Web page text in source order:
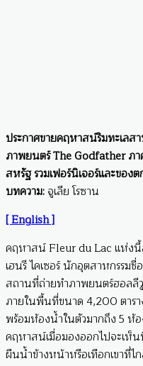
ประกาศขายคฤหาสน์ริมทะเลส
ภาพยนตร์ The Godfather ภา
สหรัฐ รวมเฟอร์นิเจอร์และของ
บทความ: จูเลีย โรซาน
[ English ]
คฤหาสน์ Fleur du Lac แห่งนี้
เฮนรี ไคเซอร์ นักอุตสาหกรรมชื่
สถานที่ถ่ายทำภาพยนตร์ฮอลลี
ภายในพื้นที่ขนาด 4,200 ตาร
พร้อมห้องน้ำในตัวมากถึง 5
คฤหาสน์เมื่อมองออกไปจะเห็น
ผืนน้ำข้างหน้าหรือเทือกเขาที่ไ